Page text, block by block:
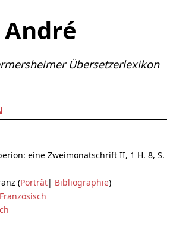
André
Übersetzerlexikon
eine Zweimonatschrift II, 1 H. 8, S.
(Porträt| Bibliographie)
Französisch